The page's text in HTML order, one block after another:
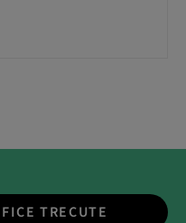
TRECUTE